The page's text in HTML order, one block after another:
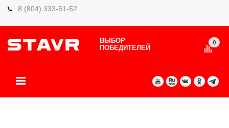
8 (804) 333-51-52
ВЫБОР
ПОБЕДИТЕЛЕЙ
0
О БРЕНДЕ ВИДЫ РАБОТ